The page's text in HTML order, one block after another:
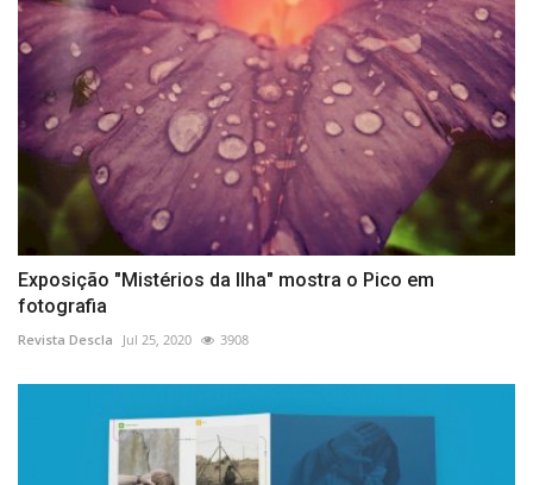
Exposição "Mistérios da Ilha" mostra o Pico em
fotografia
Revista Descla Jul 25, 2020 3908